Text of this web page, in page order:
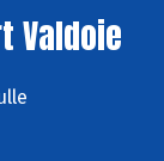
Valdoie